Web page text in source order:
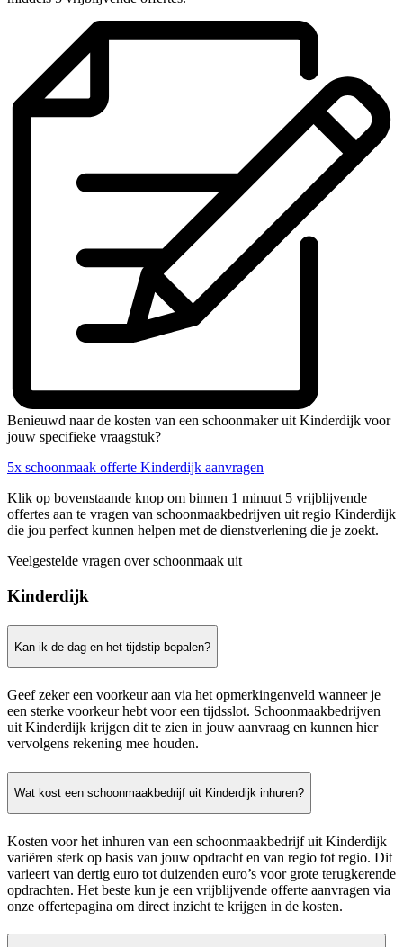
Benieuwd naar de kosten van een schoonmaker uit Kinderdijk voor
jouw specifieke vraagstuk?
5x schoonmaak offerte Kinderdijk aanvragen
Klik op bovenstaande knop om binnen 1 minuut 5 vrijblijvende
offertes aan te vragen van schoonmaakbedrijven uit regio Kinderdijk
die jou perfect kunnen helpen met de dienstverlening die je zoekt.
Veelgestelde vragen over schoonmaak uit
Kinderdijk
Kan ik de dag en het tijdstip bepalen?
Geef zeker een voorkeur aan via het opmerkingenveld wanneer je
een sterke voorkeur hebt voor een tijdsslot. Schoonmaakbedrijven
uit Kinderdijk krijgen dit te zien in jouw aanvraag en kunnen hier
vervolgens rekening mee houden.
Wat kost een schoonmaakbedrijf uit Kinderdijk inhuren?
Kosten voor het inhuren van een schoonmaakbedrijf uit Kinderdijk
variëren sterk op basis van jouw opdracht en van regio tot regio. Dit
varieert van dertig euro tot duizenden euro’s voor grote terugkerende
opdrachten. Het beste kun je een vrijblijvende offerte aanvragen via
onze offertepagina om direct inzicht te krijgen in de kosten.